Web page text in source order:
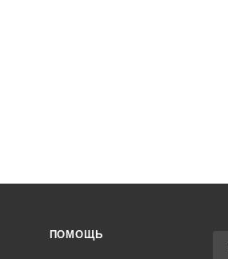
ПОМОЩЬ